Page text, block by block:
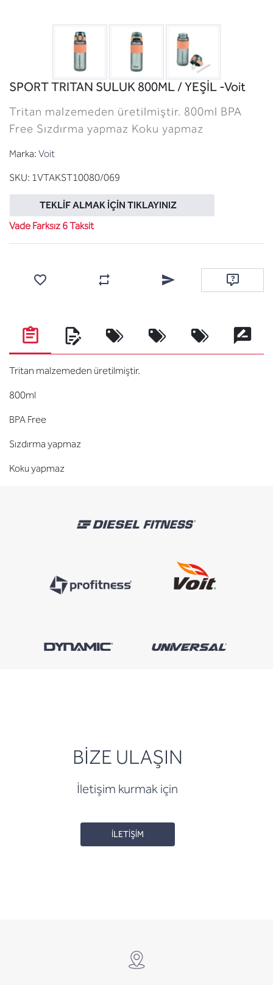
SPORT TRITAN SULUK 800ML / YEŞİL -Voit
Tritan malzemeden üretilmiştir. 800ml BPA
Free Sızdırma yapmaz Koku yapmaz
Marka: Voit
SKU: 1VTAKST10080/069
TEKLIF ALMAK İÇIN TIKLAYINIZ
Vade Farksız 6 Taksit
Karşılaştırma listesine ekleArkadaşına e-posta ile
Soru sor
Tritan malzemeden üretilmiştir.
800ml
BPA Free
Sızdırma yapmaz
Koku yapmaz
BİZE ULAŞIN
İletişim kurmak için
İLETİŞİM